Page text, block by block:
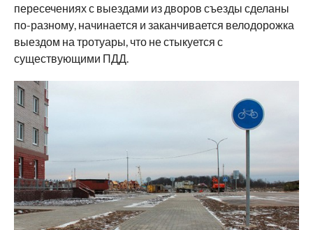
пересечениях с выездами из дворов съезды сделаны
по-разному, начинается и заканчивается велодорожка
выездом на тротуары, что не стыкуется с
существующими ПДД.